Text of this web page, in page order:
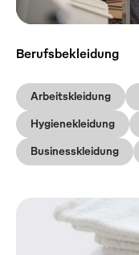
Berufsbekleidung
Arbeitskleidung
Hygienekleidung
Businesskleidung